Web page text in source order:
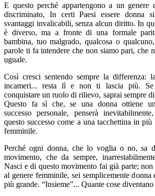
E questo perché appartengono a un genere
discriminato, In certi Paesi essere donna
svantaggi invalicabili, senza alcun diritto. In
è diverso, ma a fronte di una formale
bambina, tuo malgrado, qualcosa o
parole ti fa intendere che non siamo pari, che
uguale.
Così cresci sentendo sempre la differenza:
incameri... resta lì e non ti lascia più. Se
conquistare un ruolo di rilievo, saprai sempre
Questo fa sì che, se una donna ottiene
successo personale, penserà
questo successo come a una tacchettina in più
femminile.
Perché ogni donna, che lo voglia o no, sa
movimento, che da sempre,
Nasci e di questo movimento fai già parte; non
al genere femminile, sei semplicemente donna
più grande. “Insieme”... Quante cose